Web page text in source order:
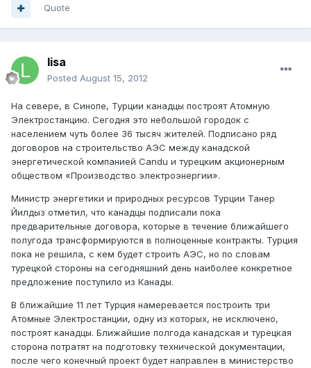
Quote
lisa
Posted August 15, 2012
На севере, в Синопе, Турции канадцы построят Атомную
Электростанцию. Сегодня это небольшой городок с
населением чуть более 36 тысяч жителей. Подписано ряд
договоров на строительство АЭС между канадской
энергетической компанией Candu и турецким акционерным
обществом «Производство электроэнергии».
Министр энергетики и природных ресурсов Турции Танер
Йилдыз отметил, что канадцы подписали пока
предварительные договора, которые в течение ближайшего
полугода трансформируются в полноценные контракты. Турция
пока не решила, с кем будет строить АЭС, но по словам
турецкой стороны на сегодняшний день наиболее конкретное
предложение поступило из Канады.
В ближайшие 11 лет Турция намеревается построить три
Атомные Электростанции, одну из которых, не исключено,
построят канадцы. Ближайшие полгода канадская и турецкая
сторона потратят на подготовку технической документации,
после чего конечный проект будет направлен в министерство